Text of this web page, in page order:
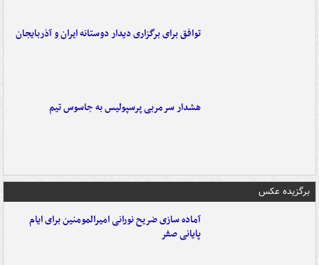
توافق برای برگزاری دیدار دوستانه ایران و آذربایجان
هشدار سرمربی پرسپولیس به جاسوس تیم
برگزیده عکس
آماده سازی ضریح نورانی امیرالمومنین برای ایام
پایانی صفر